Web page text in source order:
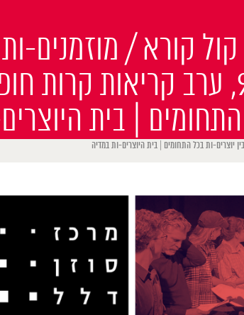
קורא / מוזמנים-
חדשה: שלישי ב-9, ערב קריאות
התחומים | בית